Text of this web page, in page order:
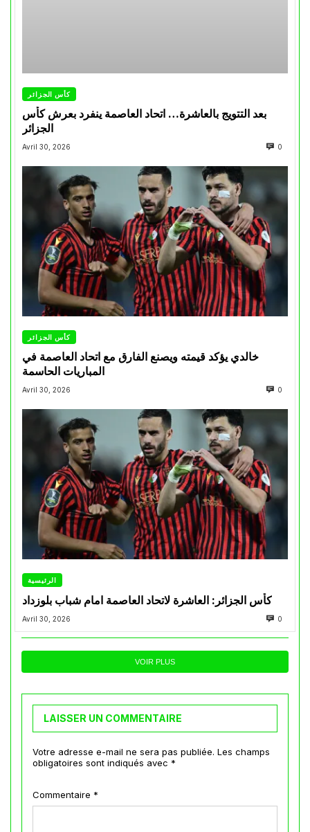
كأس الجزائر
بعد التتويج بالعاشرة… اتحاد العاصمة ينفرد بعرش كأس
الجزائر
Avril 30, 2026 0
كأس الجزائر
خالدي يؤكد قيمته ويصنع الفارق مع اتحاد العاصمة في
المباريات الحاسمة
Avril 30, 2026 0
الرئيسية
كأس الجزائر: العاشرة لاتحاد العاصمة امام شباب بلوزداد
Avril 30, 2026 0
VOIR PLUS
LAISSER UN COMMENTAIRE
Votre adresse e-mail ne sera pas publiée. Les champs
obligatoires sont indiqués avec *
Commentaire *